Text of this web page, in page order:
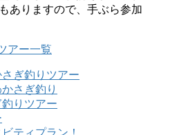
ありますので、手ぶら参加
アー一覧
ぎ釣りツアー
さぎ釣り
りツアー
ティプラン！